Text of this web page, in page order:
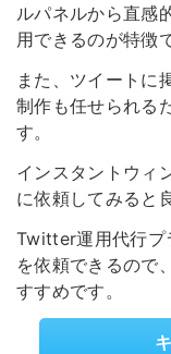
ルパネルから直感
用できるのが特徴
また、ツイートに
制作も任せられる
す。
インスタントウィ
に依頼してみると
Twitter運用代行プ
を依頼できるので
すすめです。